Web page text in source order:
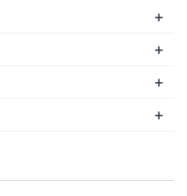
+
+
+
+